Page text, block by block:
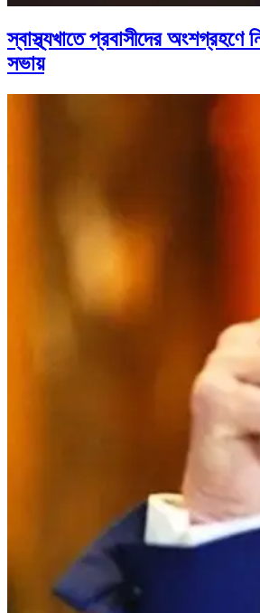
স্বাস্থ্যখাতে প্রবাসীদের অংশগ্রহণে
সভায়